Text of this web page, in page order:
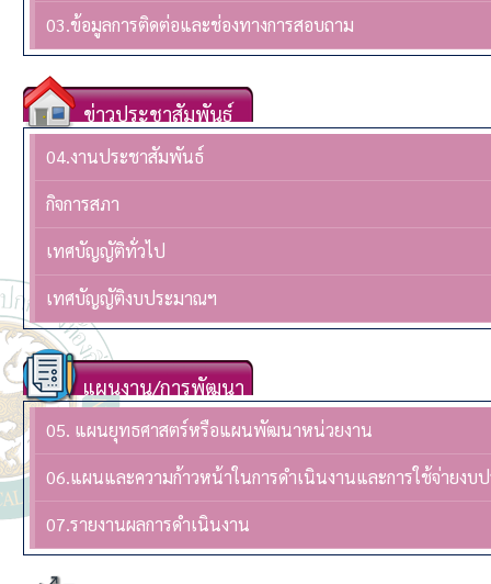
03.ข้อมูลการติดต่อและช่องทางการสอบถาม
ข่าวประชาสัมพันธ์
04.งานประชาสัมพันธ์
กิจการสภา
เทศบัญญัติทั่วไป
เทศบัญญัติงบประมาณฯ
แผนงาน/การพัฒนา
05. แผนยุทธศาสตร์หรือแผนพัฒนาหน่วยงาน
06.แผนและความก้าวหน้าในการดำเนินงานและการใช้จ่ายงบ
07.รายงานผลการดำเนินงาน